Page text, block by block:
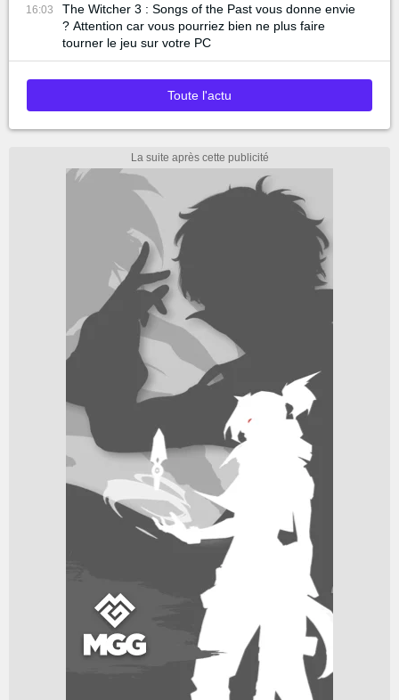
16:03
The Witcher 3 : Songs of the Past vous donne envie
? Attention car vous pourriez bien ne plus faire
tourner le jeu sur votre PC
Toute l'actu